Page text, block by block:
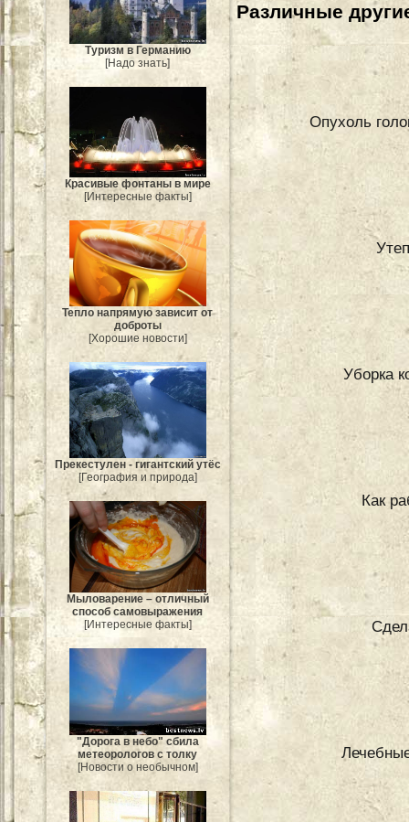
Туризм в Германию
[Надо знать]
Красивые фонтаны в мире
[Интересные факты]
Тепло напрямую зависит от
доброты
[Хорошие новости]
Прекестулен - гигантский утёс
[География и природа]
Мыловарение – отличный
способ самовыражения
[Интересные факты]
"Дорога в небо" сбила
метеорологов с толку
[Новости о необычном]
Различные
Опухоль
Уборка
Как